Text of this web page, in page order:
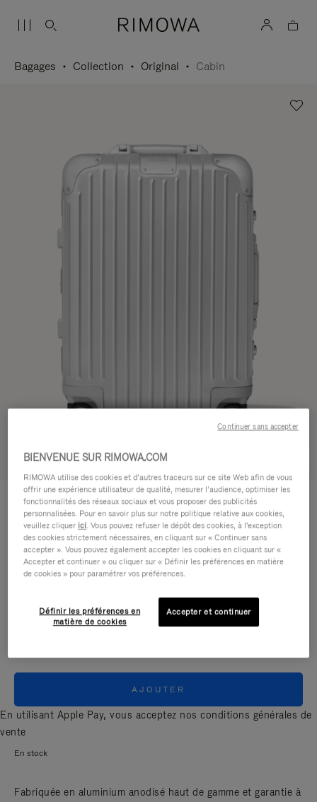
Bagages Collection Original Cabin
ORIGINAL
Cabin 1.200,00 €
Guide des tailles
Taille
Cabin 55 x 40 x 23 cm
AJOUTER
En utilisant Apple Pay, vous acceptez nos conditions générales de
vente
En stock
Fabriquée en aluminium anodisé haut de gamme et garantie à
BIENVENUE SUR RIMOWA.COM
RIMOWA utilise des cookies et d’autres traceurs sur ce site Web afin de vous
offrir une expérience utilisateur de qualité, mesurer l’audience, optimiser les
fonctionnalités des réseaux sociaux et vous proposer des publicités
personnalisées. Pour en savoir plus sur notre politique relative aux cookies,
veuillez cliquer ici. Vous pouvez refuser le dépôt des cookies, à l'exception
des cookies strictement nécessaires, en cliquant sur « Continuer sans
accepter ». Vous pouvez également accepter les cookies en cliquant sur «
Accepter et continuer » ou cliquer sur « Définir les préférences en matière
de cookies » pour paramétrer vos préférences.
Définir les préférences en
matière de cookies
Accepter et continuer
Continuer sans accepter